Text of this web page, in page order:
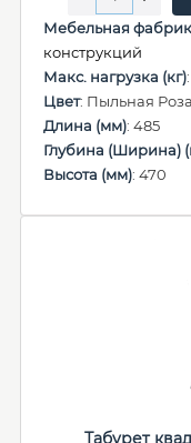
Мебельная
конструкций
Макс. нагрузка (кг)
Цвет: Пыльная Роза
Длина (мм): 485
Глубина (Ширина)
Высота (мм): 470
Табурет